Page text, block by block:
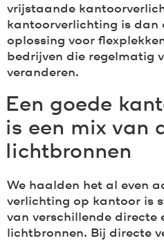
vrijstaande
kantoorverlichting is dan
oplossing voor
bedrijven die regelmatig
veranderen.
Een goede
is een mix van
lichtbronnen
We haalden het al even
verlichting op kantoor is
van verschillende directe
lichtbronnen. Bij directe